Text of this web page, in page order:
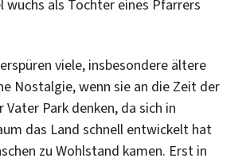
wuchs als Tochter eines Pfarrers
viele, insbesondere ältere
Nostalgie, wenn sie an die Zeit der
Park denken, da sich in
das Land schnell entwickelt hat
zu Wohlstand kamen. Erst in